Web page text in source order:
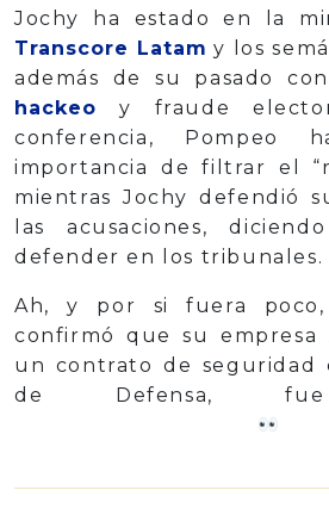
Jochy ha estado en la
Transcore Latam y los
además de su pasado
hackeo y fraude
conferencia, Pompeo
importancia de filtrar el
mientras Jochy defendió
las acusaciones,
defender en los tribunales.
Ah, y por si fuera
confirmó que su empresa
un contrato de seguridad
de Defensa,